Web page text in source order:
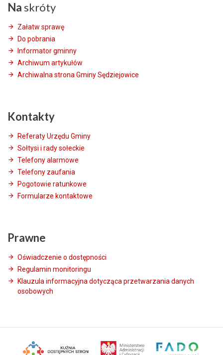
Na skróty
Załatw sprawę
Do pobrania
Informator gminny
Archiwum artykułów
Archiwalna strona Gminy Sędziejowice
Kontakty
Referaty Urzędu Gminy
Sołtysi i rady sołeckie
Telefony alarmowe
Telefony zaufania
Pogotowie ratunkowe
Formularze kontaktowe
Prawne
Oświadczenie o dostępności
Regulamin monitoringu
Klauzula informacyjna dotycząca przetwarzania danych
osobowych